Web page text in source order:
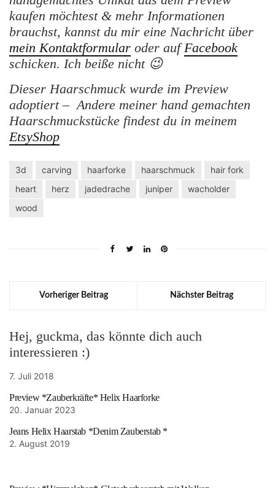
kaufen möchtest & mehr Informationen
brauchst, kannst du mir eine Nachricht über
mein Kontaktformular oder aufFacebook
schicken. Ich beiße nicht 😉
Dieser Haarschmuck wurde im Preview
adoptiert – Andere meiner hand gemachten
Haarschmuckstücke findest du in meinem
EtsyShop
3d carving haarforke haarschmuck
hair fork
heart
herz jadedrache juniper
wacholder
wood
Vorheriger Beitrag Nächster Beitrag
Hej, guckma, das könnte dich auch
interessieren :)
7. Juli 2018
Preview *Zauberkräfte* Helix Haarforke
20. Januar 2023
Jeans Helix Haarstab *Denim Zauberstab *
2. August 2019